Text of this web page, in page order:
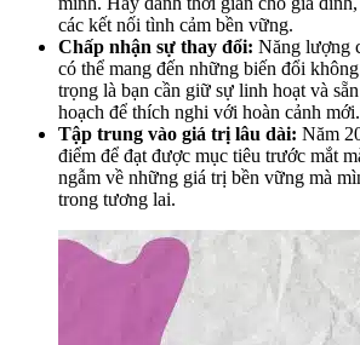
các kết nối tình cảm bền vững.
Chấp nhận sự thay đổi: Năng lượng
có thể mang đến những biến đổi
trọng là bạn cần giữ sự linh hoạt và
hoạch để thích nghi với hoàn cảnh mới.
Tập trung vào giá trị lâu dài: Năm
điểm để đạt được mục tiêu trước mắt
ngẫm về những giá trị bền vững mà
trong tương lai.